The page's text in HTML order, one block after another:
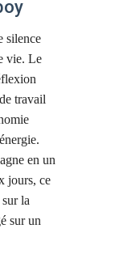
silence
vie. Le
travail
en un
jours, ce
la
sur un